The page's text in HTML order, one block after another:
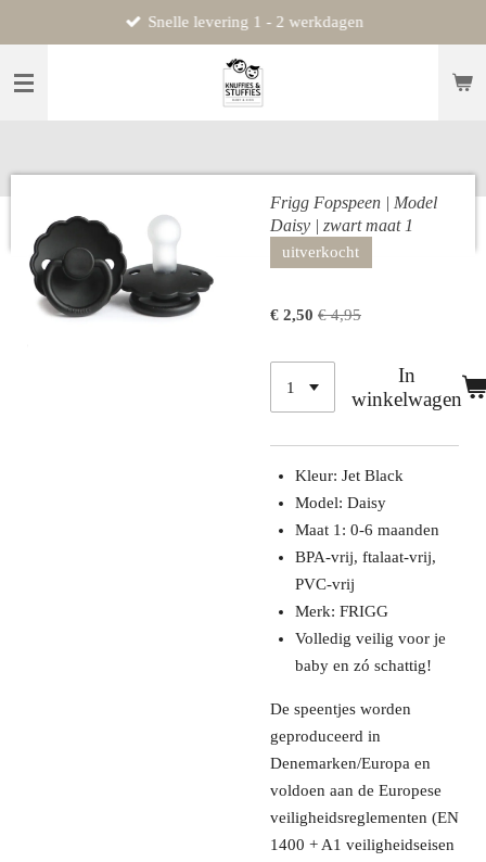
direct
naar
Snelle levering 1 - 2 werkdagen
Frigg Fopspeen | Model
Daisy | zwart maat 1
uitverkocht
€ 2,50 € 4,95
In
winkelwagen
Kleur: Jet Black
Model: Daisy
Maat 1: 0-6 maanden
BPA-vrij, ftalaat-vrij,
PVC-vrij
Merk: FRIGG
Volledig veilig voor je
baby en zó schattig!
De speentjes worden
geproduceerd in
Denemarken/Europa en
voldoen aan de Europese
veiligheidsreglementen (EN
1400 + A1 veiligheidseisen